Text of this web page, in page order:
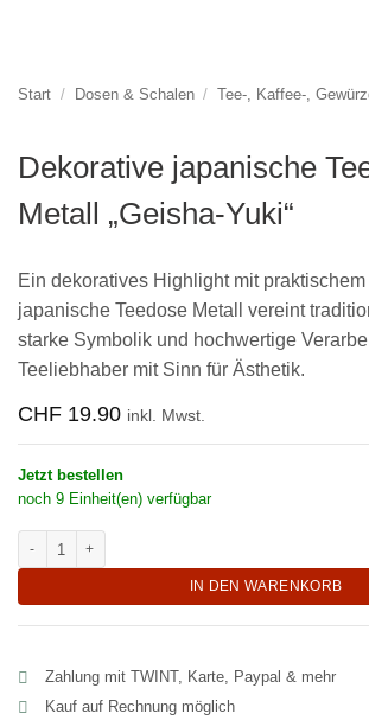
Start / Dosen & Schalen / Tee-, Kaffee-,
Dekorative japanische
Metall „Geisha-Yuki“
Ein dekoratives Highlight mit
japanische Teedose Metall vereint
starke Symbolik und hochwertige
Teeliebhaber mit Sinn für Ästhetik.
CHF 19.90 inkl. Mwst.
Jetzt bestellen
noch 9 Einheit(en) verfügbar
IN DEN WARENKORB
Zahlung mit TWINT, Karte, Paypal & mehr
Kauf auf Rechnung möglich